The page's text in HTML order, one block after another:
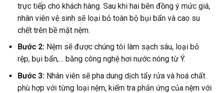
trực tiếp cho khách hàng. Sau khi hai bên đồng ý mức giá,
nhân viên vệ sinh sẽ loại bỏ toàn bộ bụi bẩn và cao su
chết trên bề mặt nệm.
Bước 2: Nệm sẽ được chúng tôi làm sạch sâu, loại bỏ
rệp, bụi bẩn,… bằng công nghệ hơi nước nóng từ Ý.
Bước 3:Nhân viên sẽ pha dung dịch tẩy rửa và hoá chất
phù hợp với từng loại nệm, kiểm tra phản ứng của nệm với